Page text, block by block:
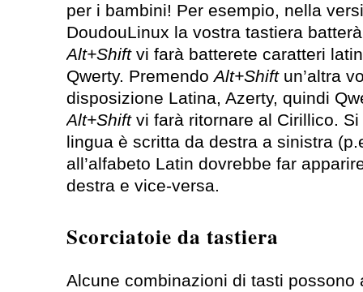
per i bambini! Per esempio, nella
DoudouLinux la vostra tastiera
Alt+Shiftvi farà batterete caratteri
Qwerty. PremendoAlt+Shiftun’altra
disposizione Latina, Azerty, quindi
Alt+Shiftvi farà ritornare al Cirillico.
lingua è scritta da destra a sinistra
all’alfabeto Latin dovrebbe far
destra e vice-versa.
Scorciatoie da tastiera
Alcune combinazioni di tasti possono